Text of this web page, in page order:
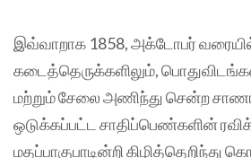
இவ்வாறாக 1858, அக்டோபர்
கடைத்தெருக்களிலும்,
மற்றும் சேலை அணிந்து சென்ற
ஒடுக்கப்பட்ட சாதிப்பெண்களின்
மதப்பாகுபாடின்றி கிழித்தெறிந்து